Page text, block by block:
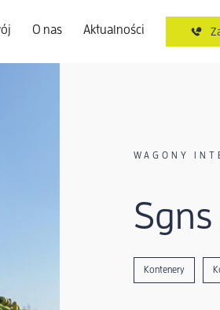
O nas Aktualności
WAGONY
Kontenery